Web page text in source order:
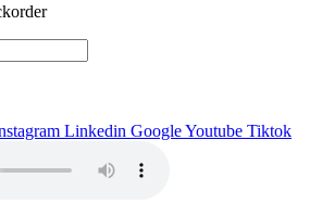
Linkedin GoogleYoutube Tiktok